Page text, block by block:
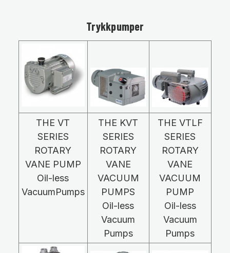
Trykkpumper
THE VT
SERIES
ROTARY
VANE PUMP
Oil-less
VacuumPumps
THE KVT
SERIES
ROTARY
VANE
VACUUM
PUMPS
Oil-less
Vacuum
Pumps
THE VTLF
SERIES
ROTARY
VANE
VACUUM
PUMP
Oil-less
Vacuum
Pumps